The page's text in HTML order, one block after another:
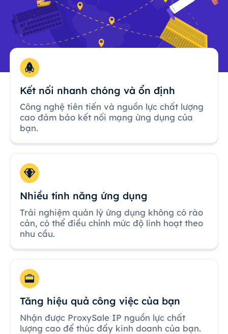
Kết nối nhanh chóng và ổn định
Công nghệ tiên tiến và nguồn lực chất lượng
cao đảm bảo kết nối mạng ứng dụng của
bạn.
Nhiều tính năng ứng dụng
Trải nghiệm quản lý ứng dụng không có rào
cản, có thể điều chỉnh mức độ linh hoạt theo
nhu cầu.
Tăng hiệu quả công việc của bạn
Nhận được ProxySale IP nguồn lực chất
lượng cao để thúc đẩy kinh doanh của bạn.